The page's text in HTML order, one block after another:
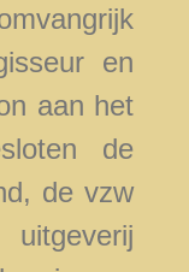
en
aan het
de
de vzw